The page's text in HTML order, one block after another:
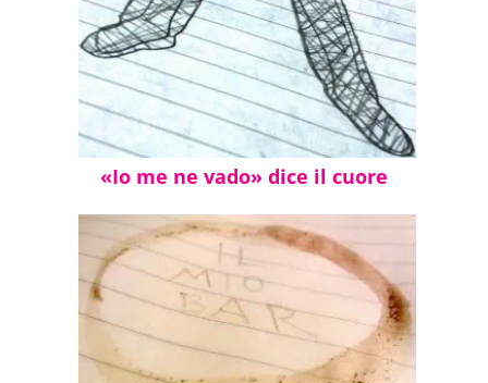
«Io me ne vado» dice il cuore